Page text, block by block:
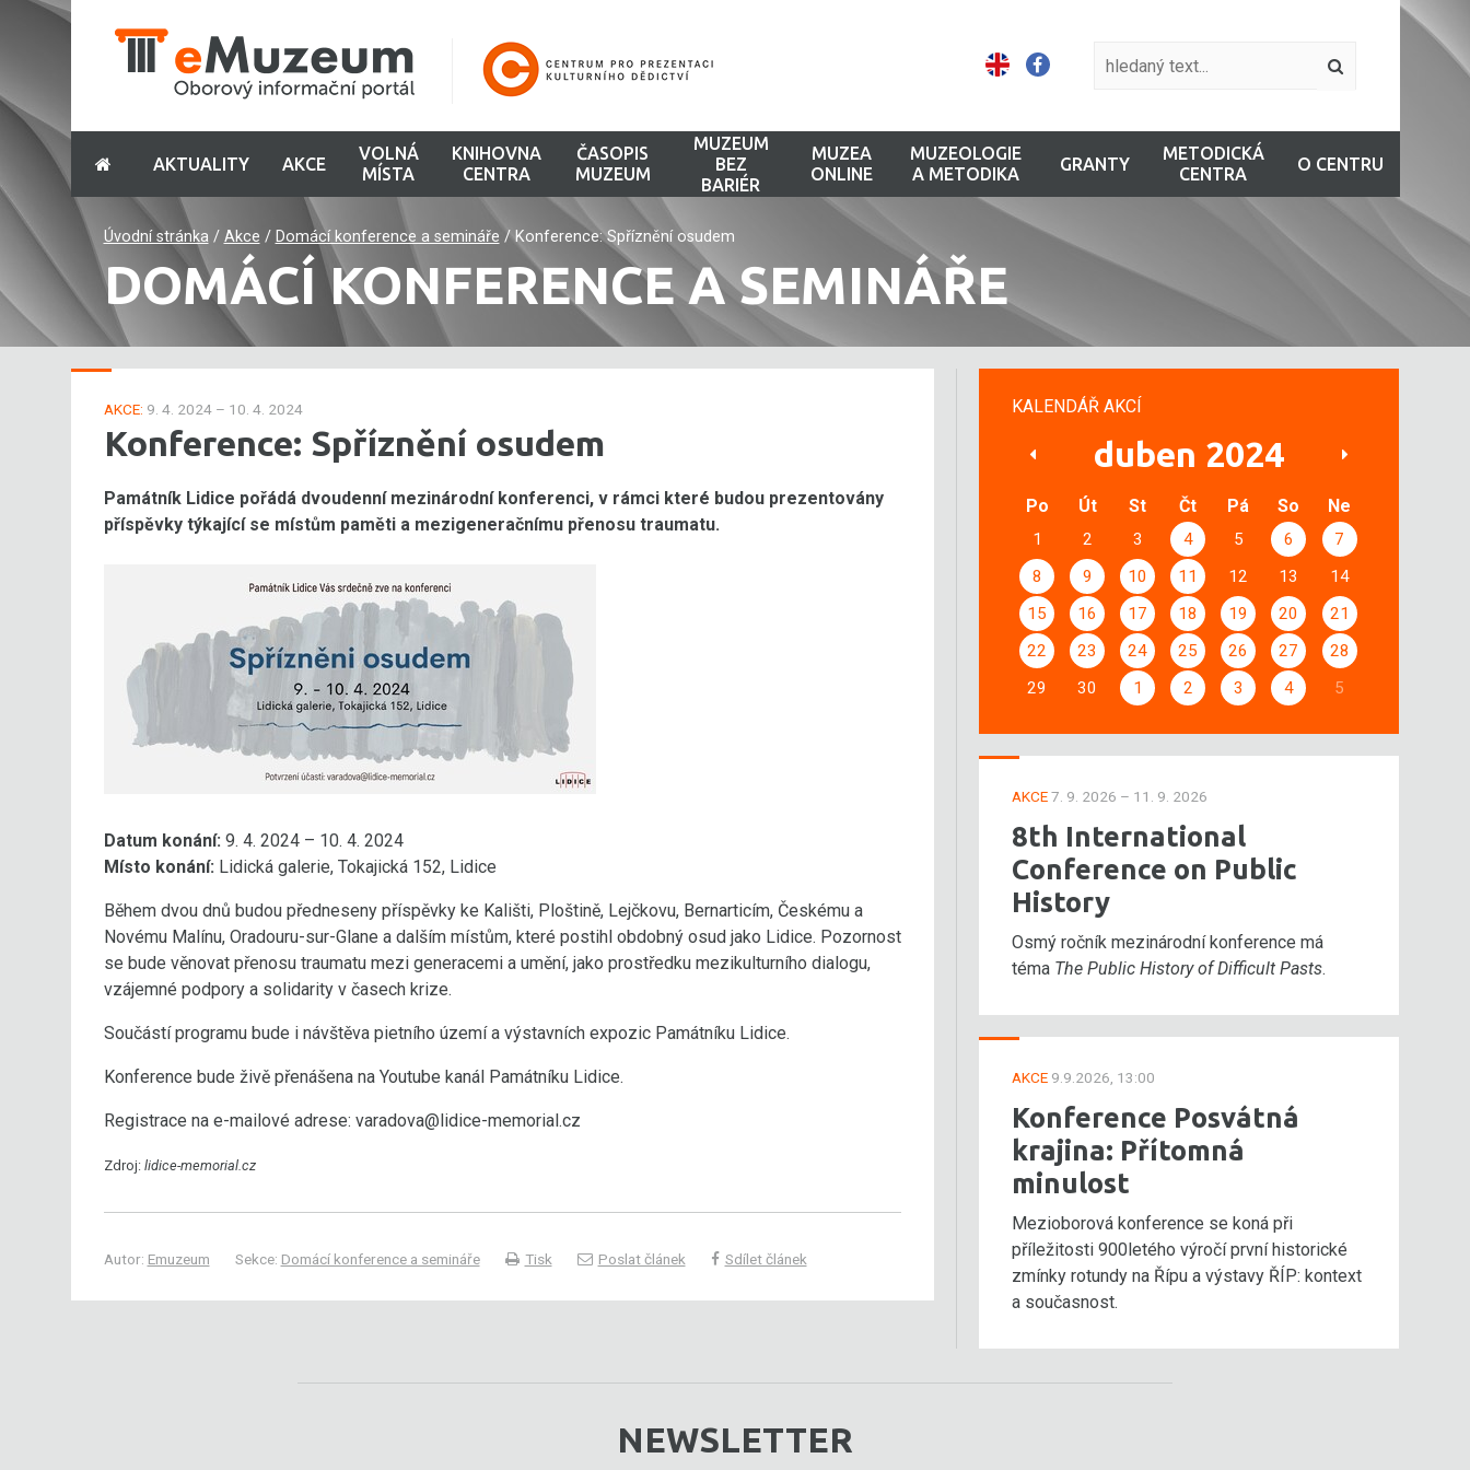
AKTUALITY AKCE
VOLNÁ
MÍSTA
KNIHOVNA
CENTRA
ČASOPIS
MUZEUM
MUZEUM
BEZ
BARIÉR
MUZEA
ONLINE
MUZEOLOGIE
A METODIKA
GRANTY
METODICKÁ
CENTRA
O CENTRU
Úvodní stránka/ Akce / Domácí konference a semináře / Konference: Spříznění osudem
DOMÁCÍ KONFERENCE A SEMINÁŘE
AKCE: 9. 4. 2024 – 10. 4. 2024
Konference: Spříznění osudem
Památník Lidice pořádá dvoudenní mezinárodní konferenci, v rámci které budou prezentovány
příspěvky týkající se místům paměti a mezigeneračnímu přenosu traumatu.
Datum konání: 9. 4. 2024 – 10. 4. 2024
Místo konání: Lidická galerie, Tokajická 152, Lidice
Během dvou dnů budou předneseny příspěvky ke Kališti, Ploštině, Lejčkovu, Bernarticím, Českému a
Novému Malínu, Oradouru-sur-Glane a dalším místům, které postihl obdobný osud jako Lidice. Pozornost
se bude věnovat přenosu traumatu mezi generacemi a umění, jako prostředku mezikulturního dialogu,
vzájemné podpory a solidarity v časech krize.
Součástí programu bude i návštěva pietního území a výstavních expozic Památníku Lidice.
Konference bude živě přenášena na Youtube kanál Památníku Lidice.
Registrace na e-mailové adrese: varadova@lidice-memorial.cz
Zdroj: lidice-memorial.cz
Autor: Emuzeum Sekce: Domácí konference a semináře Tisk Poslat článek Sdílet článek
KALENDÁŘ AKCÍ
duben 2024
Po Út St Čt Pá So Ne
1 2 3 4 5 6
7
8
9 10 11 12 13
14
15
16 17 18 19 20
21
22
23 24 25 26 27
28
29
30 1 2 3 4 5
AKCE7. 9. 2026 – 11. 9. 2026
8th International
Conference on Public
History
Osmý ročník mezinárodní konference má
téma The Public History of Difficult Pasts.
AKCE 9.9.2026, 13:00
Konference Posvátná
krajina: Přítomná
minulost
Mezioborová konference se koná při
příležitosti 900letého výročí první historické
zmínky rotundy na Řípu a výstavy ŘÍP: kontext
a současnost.
NEWSLETTER